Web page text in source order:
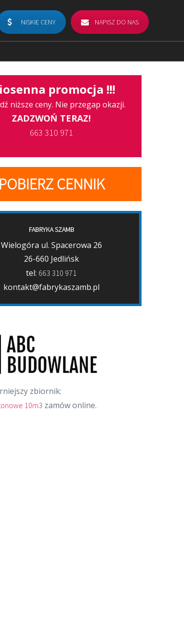
NISKIE CENY NAPISZ DO NAS
promocja !!!
niższe ceny. Nie przegap okazji.
ZADZWOŃ TERAZ!
663 310 971
POBIERZ CENNIK
FABRYKA SZAMB
Wielogóra ul. Spacerowa 26
26-660 Jedlińsk
tel: 663 310 971
kontakt@fabrykaszamb.pl
zbiornik:
10m3 zamów online.